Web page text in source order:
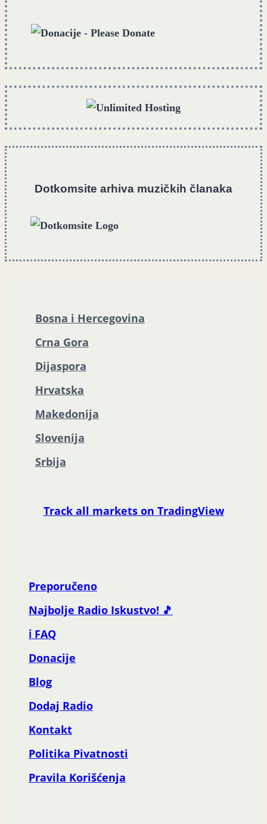
Dotkomsite arhiva muzičkih članaka
Bosna i Hercegovina
Crna Gora
Dijaspora
Hrvatska
Makedonija
Slovenija
Srbija
Track all markets on TradingView
Preporučeno
Najbolje Radio Iskustvo! 🎵
ℹ️ FAQ
Donacije
Blog
Dodaj Radio
Kontakt
Politika Pivatnosti
Pravila Korišćenja